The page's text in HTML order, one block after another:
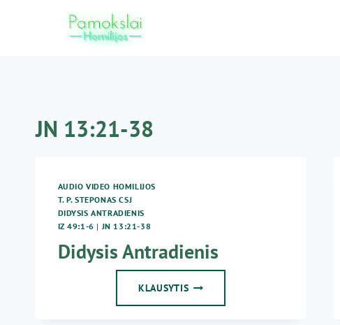
JN 13:21-38
AUDIO VIDEO HOMILIJOS
T. P. STEPONAS CSJ
DIDYSIS ANTRADIENIS
IZ 49:1-6 |JN 13:21-38
Didysis Antradienis
KLAUSYTISDIDYSIS